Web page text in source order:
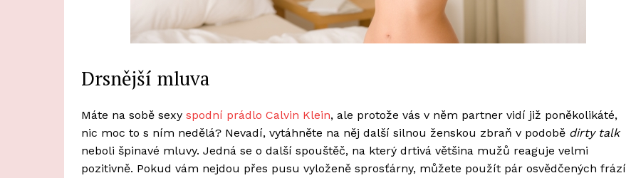
Drsnější mluva
Máte na sobě sexy spodní prádlo Calvin Klein, ale protože vás v něm partner vidí již poněkolikáté,
nic moc to s ním nedělá? Nevadí, vytáhněte na něj další silnou ženskou zbraň v podobě dirty talk
neboli špinavé mluvy. Jedná se o další spouštěč, na který drtivá většina mužů reaguje velmi
pozitivně. Pokud vám nejdou přes pusu vyloženě sprosťárny, můžete použít pár osvědčených frází